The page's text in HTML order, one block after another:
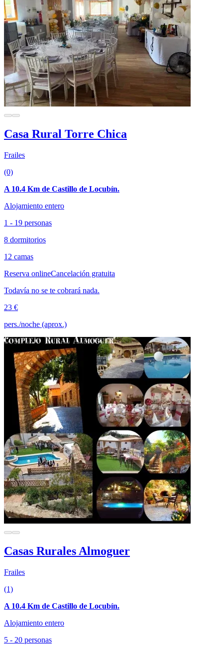
Casa Rural Torre Chica
Frailes
(0)
A 10.4 Km de Castillo de Locubín.
Alojamiento entero
1 - 19 personas
8 dormitorios
12 camas
Reserva onlineCancelación gratuita
Todavía no se te cobrará nada.
23 €
pers./noche (aprox.)
Casas Rurales Almoguer
Frailes
(1)
A 10.4 Km de Castillo de Locubín.
Alojamiento entero
5 - 20 personas